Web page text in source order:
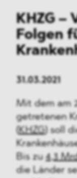
KHZG –
Folgen
31.03.2021
Mit dem am
getretenen
KHZG) soll
Bis zu4,3
die Länder